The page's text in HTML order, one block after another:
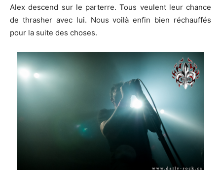
Alex descend sur le parterre. Tous veulent leur chance
de thrasher avec lui. Nous voilà enfin bien réchauffés
pour la suite des choses.